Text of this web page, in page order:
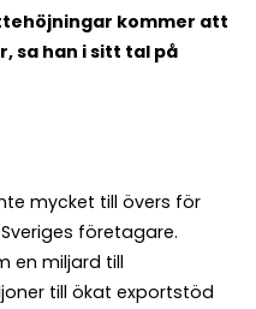
kommer att
sa han i sitt tal på
mycket till övers för
företagare.
en miljard till
till ökat exportstöd